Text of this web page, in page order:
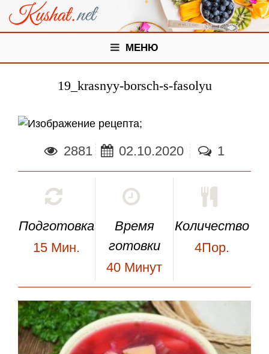
МЕНЮ
19_krasnyy-borsch-s-fasolyu
;
2881 02.10.2020 1
Подготовка
15 Мин.
Время
готовки
40 Минут
Количество
4Пор.